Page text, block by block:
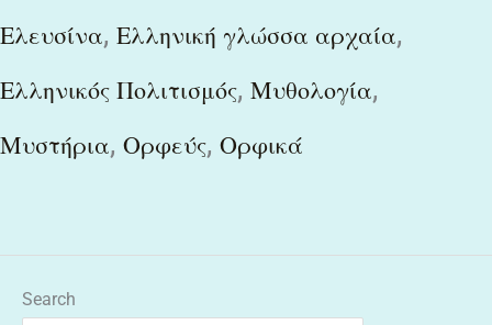
Ελευσίνα, Ελληνική γλώσσα αρχαία,
Ελληνικός Πολιτισμός, Μυθολογία,
Μυστήρια, Ορφεύς, Ορφικά
Search